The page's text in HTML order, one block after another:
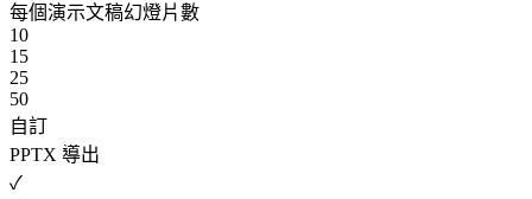
每個演示文稿幻燈片數
10
15
25
50
自訂
PPTX 導出
✓